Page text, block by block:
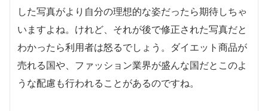
した写真がより自分の理想的な姿だったら期待しちゃ
いますよね。けれど、それが後で修正された写真だと
わかったら利用者は怒るでしょう。ダイエット商品が
売れる国や、ファッション業界が盛んな国だとこのよ
うな配慮も行われることがあるのですね。